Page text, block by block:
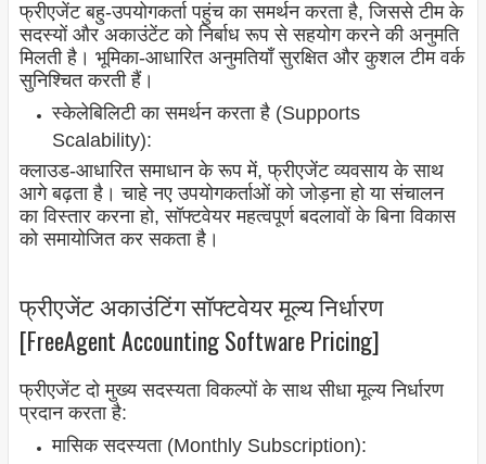
फ्रीएजेंट बहु-उपयोगकर्ता पहुंच का समर्थन करता है, जिससे टीम के
सदस्यों और अकाउंटेंट को निर्बाध रूप से सहयोग करने की अनुमति
मिलती है। भूमिका-आधारित अनुमतियाँ सुरक्षित और कुशल टीम वर्क
सुनिश्चित करती हैं।
स्केलेबिलिटी का समर्थन करता है (Supports
Scalability):
क्लाउड-आधारित समाधान के रूप में, फ्रीएजेंट व्यवसाय के साथ
आगे बढ़ता है। चाहे नए उपयोगकर्ताओं को जोड़ना हो या संचालन
का विस्तार करना हो, सॉफ्टवेयर महत्वपूर्ण बदलावों के बिना विकास
को समायोजित कर सकता है।
फ्रीएजेंट अकाउंटिंग सॉफ्टवेयर मूल्य निर्धारण
[FreeAgent Accounting Software Pricing]
फ्रीएजेंट दो मुख्य सदस्यता विकल्पों के साथ सीधा मूल्य निर्धारण
प्रदान करता है:
मासिक सदस्यता (Monthly Subscription):